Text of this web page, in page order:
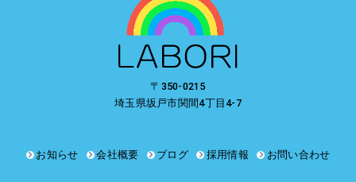
〒350-0215
埼玉県坂戸市関間4丁目4-7
お知らせ 会社概要 ブログ 採用情報 お問い合わせ